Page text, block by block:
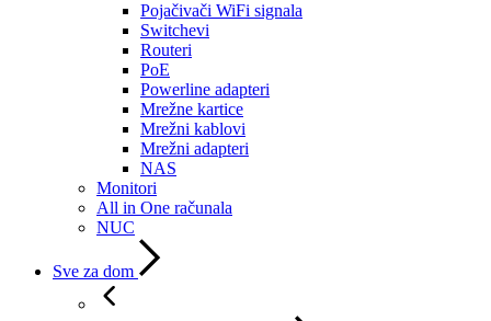
Pojačivači WiFi signala
Switchevi
Routeri
PoE
Powerline adapteri
Mrežne kartice
Mrežni kablovi
Mrežni adapteri
NAS
Monitori
All in One računala
NUC
Sve za dom